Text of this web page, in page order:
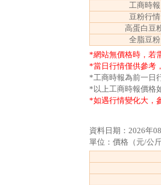
工商時報
豆粉行情
高蛋白豆
全脂豆粉
*網站無價格時，若
*當日行情僅供參考
*工商時報為前一日
*以上工商時報價格
*如遇行情變化大，
資料日期：2026年
單位：價格（元/公斤